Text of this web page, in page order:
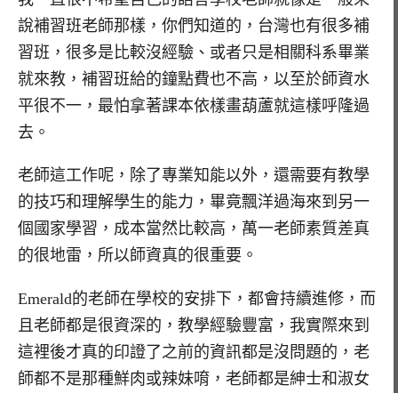
說補習班老師那樣，你們知道的，台灣也有很多補
習班，很多是比較沒經驗、或者只是相關科系畢業
就來教，補習班給的鐘點費也不高，以至於師資水
平很不一，最怕拿著課本依樣畫葫蘆就這樣呼隆過
去。
老師這工作呢，除了專業知能以外，還需要有教學
的技巧和理解學生的能力，畢竟飄洋過海來到另一
個國家學習，成本當然比較高，萬一老師素質差真
的很地雷，所以師資真的很重要。
Emerald的老師在學校的安排下，都會持續進修，而
且老師都是很資深的，教學經驗豐富，我實際來到
這裡後才真的印證了之前的資訊都是沒問題的，老
師都不是那種鮮肉或辣妹唷，老師都是紳士和淑女